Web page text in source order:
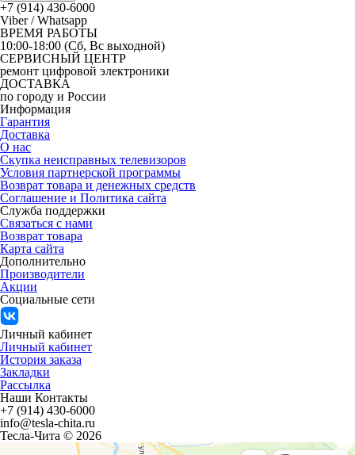
+7 (914) 430-6000
Viber / Whatsapp
ВРЕМЯ РАБОТЫ
10:00-18:00 (Сб, Вс выходной)
СЕРВИСНЫЙ ЦЕНТР
ремонт цифровой электроники
ДОСТАВКА
по городу и России
Информация
Гарантия
Доставка
О нас
Скупка неисправных телевизоров
Условия партнерской программы
Возврат товара и денежных средств
Соглашение и Политика сайта
Служба поддержки
Связаться с нами
Возврат товара
Карта сайта
Дополнительно
Производители
Акции
Социальные сети
Личный кабинет
Личный кабинет
История заказа
Закладки
Рассылка
Наши Контакты
+7 (914) 430-6000
info@tesla-chita.ru
Тесла-Чита © 2026